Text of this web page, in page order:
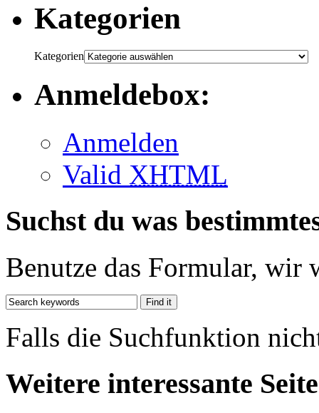
Kategorien
Kategorien
Anmeldebox:
Anmelden
Valid XHTML
Suchst du was
Benutze das Formular, wir
Falls die Suchfunktion
Weitere interessante